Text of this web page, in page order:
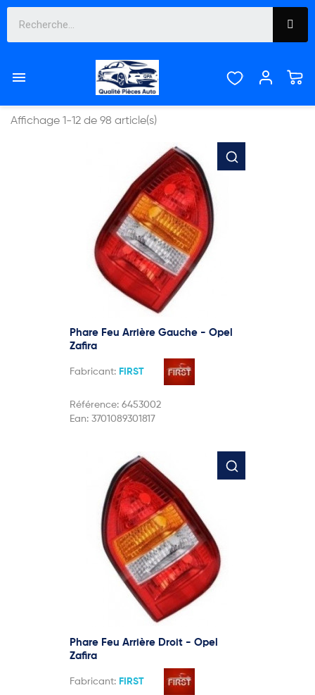

CARROSSERIE

Affichage 1-12 de 98 article(s)
Phare Feu Arrière Gauche - Opel
Zafira
Fabricant: FIRST
Référence: 6453002
Ean: 3701089301817
Phare Feu Arrière Droit - Opel
Zafira
Fabricant: FIRST